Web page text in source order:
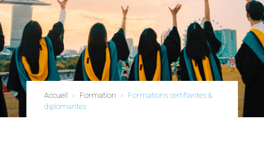
Accueil › Formation ›
Formations certifiantes &
diplomantes